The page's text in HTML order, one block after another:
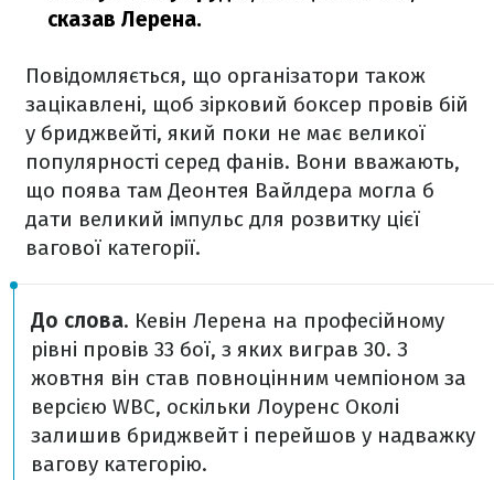
сказав Лерена.
Повідомляється, що організатори також
зацікавлені, щоб зірковий боксер провів бій
у бриджвейті, який поки не має великої
популярності серед фанів. Вони вважають,
що поява там Деонтея Вайлдера могла б
дати великий імпульс для розвитку цієї
вагової категорії.
До слова. Кевін Лерена на професійному
рівні провів 33 бої, з яких виграв 30. З
жовтня він став повноцінним чемпіоном за
версією WBC, оскільки Лоуренс Околі
залишив бриджвейт і перейшов у надважку
вагову категорію.